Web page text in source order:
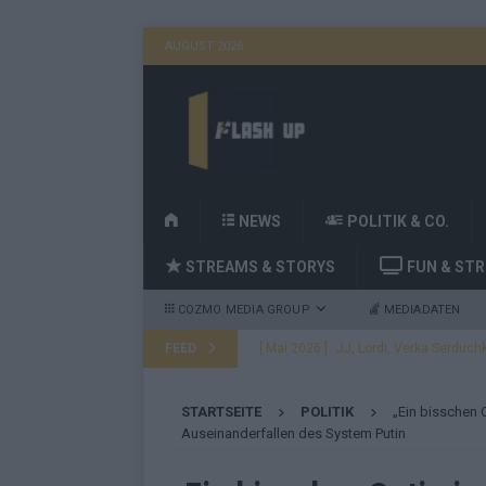
AUGUST 2026
H
M
E
NEWS POLITIK & CO.
STREAMS & STORYS FUN &
COZMO MEDIA GROUP MEDIADATEN
FEED [ Mai 2026 ] JJ, Lordi, Verka
STARTSEITE POLITIK
„Ein bisschen
Auseinanderfallen des System Putin